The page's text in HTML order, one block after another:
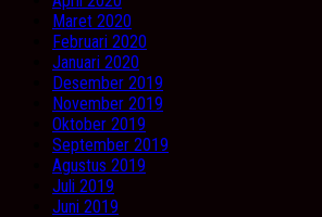
Maret 2020
Februari 2020
Januari 2020
Desember 2019
November 2019
Oktober 2019
September 2019
Agustus 2019
Juli 2019
Juni 2019